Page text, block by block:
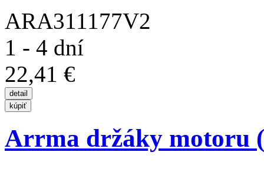
ARA311177V2
1 - 4 dní
22,41 €
Arrma držáky motoru